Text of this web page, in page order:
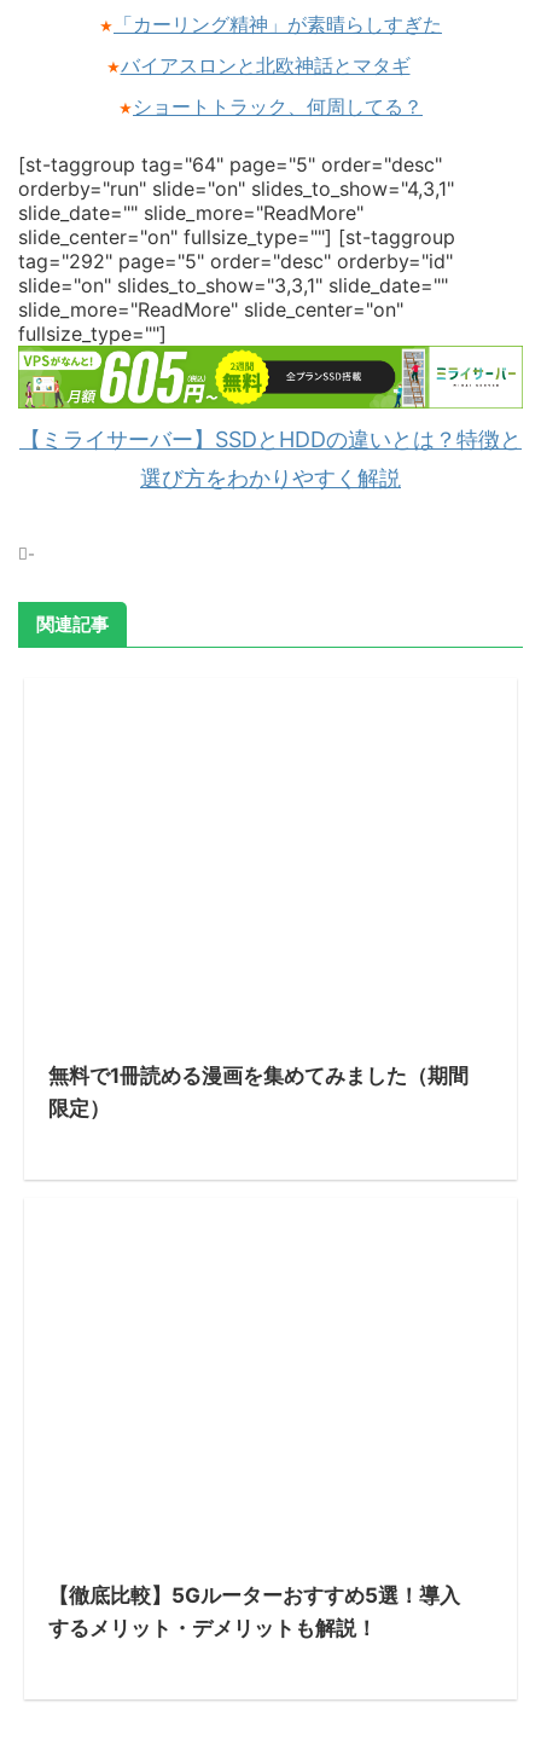
★ 「カーリング精神」が素晴らしすぎた
★バイアスロンと北欧神話とマタギ
★ ショートトラック、何周してる？
[st-taggroup tag="64" page="5" order="desc"
orderby="run" slide="on" slides_to_show="4,3,1"
slide_date="" slide_more="ReadMore"
slide_center="on" fullsize_type=""] [st-taggroup
tag="292" page="5" order="desc" orderby="id"
slide="on" slides_to_show="3,3,1" slide_date=""
slide_more="ReadMore" slide_center="on"
fullsize_type=""]
【ミライサーバー】SSDとHDDの違いとは？特徴と
選び方をわかりやすく解説
-
関連記事
無料で1冊読める漫画を集めてみました（期間
限定）
【徹底比較】5Gルーターおすすめ5選！導入
するメリット・デメリットも解説！